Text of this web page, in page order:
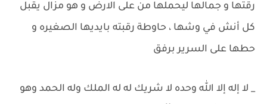
رقتها و جمالها ليحملها من على الارض و هو مزال يقبل
كل أنش في وشها ، حاوطة رقبته بايديها الصغيره و
حطها على السرير برفق
_ لا إله إلا الله وحده لا شريك له له الملك وله الحمد وهو